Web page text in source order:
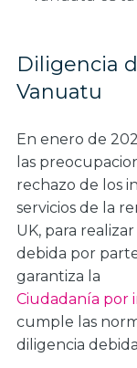
Diligencia
Vanuatu
En enero de
las
rechazo de los
servicios de la
UK, para
debida por
garantiza la
Ciudadanía por
cumple las
diligencia